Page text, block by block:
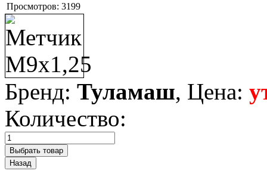
Просмотров: 3199
Бренд: Туламаш, Цена:
Количество: